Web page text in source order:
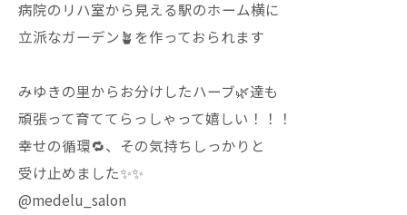
病院のリハ室から見える駅のホーム横に
立派なガーデン🪴を作っておられます
みゆきの里からお分けしたハーブ🌿達も
頑張って育ててらっしゃって嬉しい！！！
幸せの循環🔁、その気持ちしっかりと
受け止めました✨✨
@medelu_salon